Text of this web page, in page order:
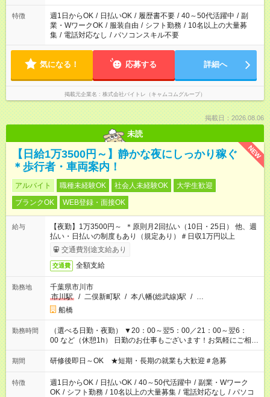
特徴 週1日からOK / 日払いOK / 履歴書不要 / 40～50代活躍中 / 副
業・WワークOK / 服装自由 / シフト勤務 / 10名以上の大量募
集 / 電話対応なし / パソコンスキル不要
気になる！ 応募する 詳細へ
掲載元企業名 株式会社バイトレ（キャムコムグループ）
掲載日：2026.08.06
未読
NEW
【日給1万3500円～】静かな夜にしっかり稼ぐ
＊歩行者・車両案内！
アルバイト 職種未経験OK 社会人未経験OK
大学生歓迎
ブランクOK
WEB登録・面接OK
給与
【夜勤】1万3500円～ ＊原則月2回払い（10日・25日） 他、週
払い・日払いの制度もあり（規定あり）＃日収1万円以上
交通費別途支給あり
交通費 全額支給
勤務地
千葉県市川市
市川駅
/ 二俣新町駅 / 本八幡(総武線)駅 / …
船橋
勤務時間
（選べる日勤・夜勤） ▼20：00～翌5：00／21：00～翌6：
00 など（休憩1h） 日勤のお仕事もございます！お気軽にご相談
ください！
期間 研修後即日～OK ★短期・長期の就業も大歓迎＃急募
特徴 週1日からOK / 日払いOK / 40～50代活躍中 / 副業・Wワーク
OK / シフト勤務 / 10名以上の大量募集 / 電話対応なし / パソコ